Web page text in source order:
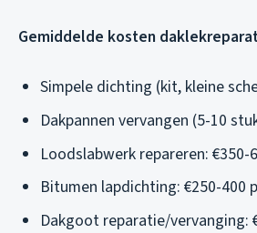
Gemiddelde kosten
Simpele dichting (kit, kleine
Dakpannen vervangen (5-10
Loodslabwerk repareren: €350-
Bitumen lapdichting: €250-400
Dakgoot reparatie/vervanging: